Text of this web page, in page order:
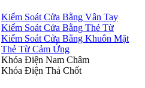
Kiểm Soát Cửa Bằng Vân Tay
Kiểm Soát Cửa Bằng Thẻ Từ
Kiểm Soát Cửa Bằng Khuôn Mặt
Thẻ Từ Cảm Ứng
Khóa Điện Nam Châm
Khóa Điện Thả Chốt